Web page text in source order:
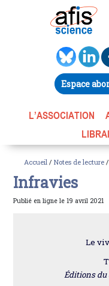
Espace
L’ASSOCIATION
Accueil / Notes de lecture
Infravies
Publié en ligne le 19 avril 2021
Le
Éditions du